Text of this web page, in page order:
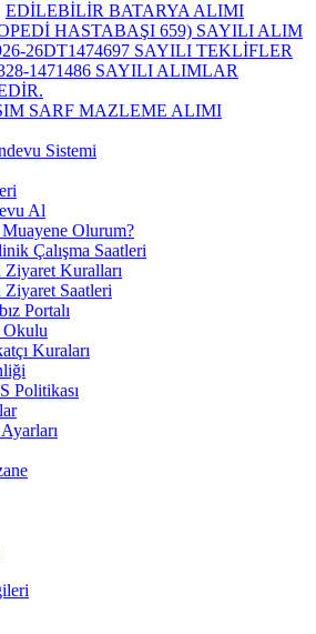
EDİLEBİLİR BATARYA ALIMI
HASTABAŞI 659) SAYILI ALIM
26DT1474697 SAYILI TEKLİFLER
1471486 SAYILI ALIMLAR
SARF MAZLEME ALIMI
Sistemi
Al
Muayene Olurum?
Çalışma Saatleri
Ziyaret Kuralları
Ziyaret Saatleri
Portalı
Okulu
Kuraları
Politikası